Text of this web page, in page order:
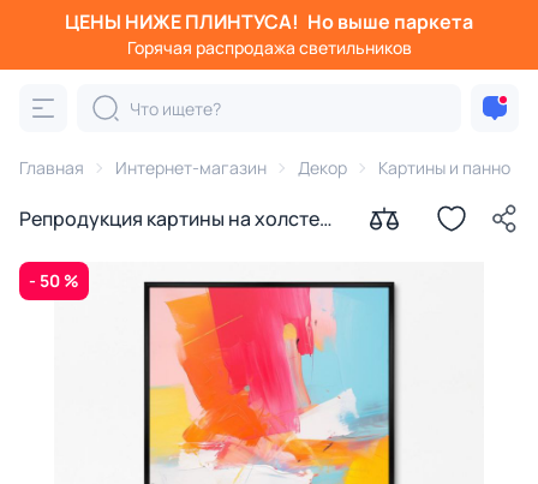
ЦЕНЫ НИЖЕ ПЛИНТУСА! Но выше паркета
Горячая распродажа светильников
Главная Интернет-магазин Декор Картины и панно
Репродукция картины на холсте
- 50 %